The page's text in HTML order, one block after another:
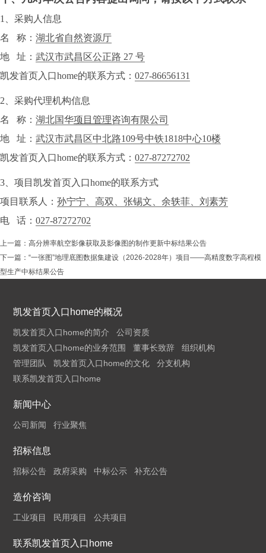
1、采购人信息
名 称： 湖北省自然资源厅
地 址： 武汉市武昌区公正路 27 号
凯发首页入口home的联系方式： 027-86656131
2、采购代理机构信息
名 称： 湖北国华项目管理咨询有限公司
地 址： 武汉市武昌区中北路109号中铁1818中心10楼
凯发首页入口home的联系方式： 027-87272702
3、项目凯发首页入口home的联系方式
项目联系人： 孙宁宁、高双、张锡文、余轶菲、刘素芳
电 话： 027-87272702
上一篇： 高分辨率航空影像获取及影像图的制作更新中标结果公告
下一篇： “一张图”地理底图数据集建设（2026-2028年）项目——高精度数字高程模
型生产中标结果公告
凯发首页入口home的概况
凯发首页入口home的简介
公司资质
凯发首页入口home的业务范围
董事长致辞
组织机构
管理团队
凯发首页入口home的文化
分支机构
联系凯发首页入口home
新闻中心
公司新闻 行业聚焦
招标信息
招标公告 政府采购 中标公示 补充公告
造价咨询
工业项目 民用项目 公共项目
联系凯发首页入口home